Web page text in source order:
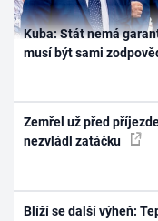
Kuba: Stát nemá
musí být sami
Zemřel už před
nezvládl zatáčku
Blíží se další výheň: